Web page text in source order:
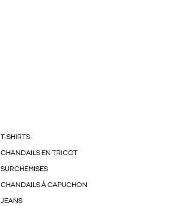
T-SHIRTS
CHANDAILS EN TRICOT
SURCHEMISES
CHANDAILS À CAPUCHON
JEANS